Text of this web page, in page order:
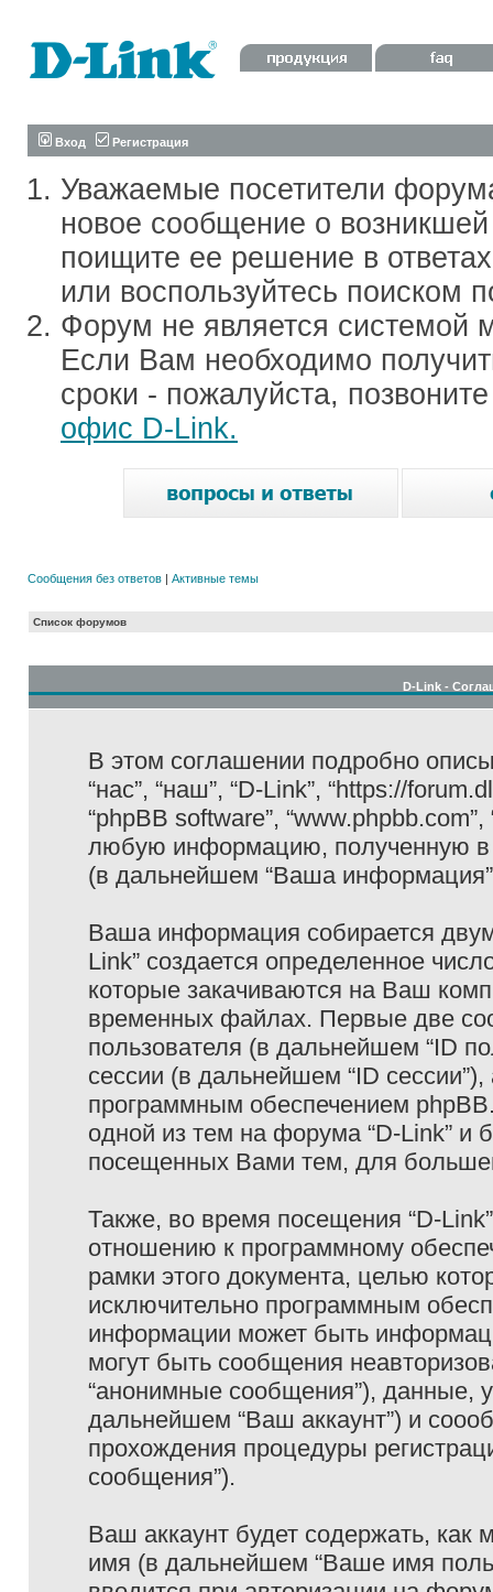
Вход Регистрация
Уважаемые посетители
новое сообщение о
поищите ее решение в
или воспользуйтесь поиском
Форум не является системой
Если Вам необходимо
сроки - пожалуйста,
офис D-Link.
Сообщения без ответов | Активные темы
Список форумов
D-Link -
В этом соглашении подробно
“нас”, “наш”, “D-Link”, “https://
“phpBB software”,
любую информацию, полученную в
(в дальнейшем “Ваша
Ваша информация собирается
Link” создается определенное
которые закачиваются на Ваш
временных файлах. Первые две
пользователя (в дальнейшем “ID
сессии (в дальнейшем “ID
программным обеспечением
одной из тем на форума “D-Link” и
посещенных Вами тем, для
Также, во время посещения “D-
отношению к программному
рамки этого документа, целью
исключительно программным
информации может быть
могут быть сообщения
“анонимные сообщения”), данные,
дальнейшем “Ваш аккаунт”) и
прохождения процедуры
сообщения”).
Ваш аккаунт будет содержать,
имя (в дальнейшем “Ваше имя